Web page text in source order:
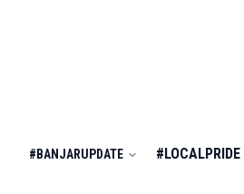
#BANJARUPDATE #LOCALPRIDE